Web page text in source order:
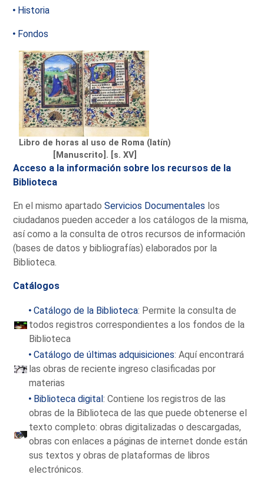
Historia
Fondos
Libro de horas al uso de Roma (latín)
[Manuscrito]. [s. XV]
Acceso a la información sobre los recursos de la
Biblioteca
En el mismo apartadoServicios Documentales los
ciudadanos pueden acceder a los catálogos de la misma,
así como a la consulta de otros recursos de información
(bases de datos y bibliografías) elaborados por la
Biblioteca.
Catálogos
Catálogo de la Biblioteca: Permite la consulta de
todos registros correspondientes a los fondos de la
Biblioteca
Catálogo de últimas adquisiciones: Aquí encontrará
las obras de reciente ingreso clasificadas por
materias
Biblioteca digital: Contiene los registros de las
obras de la Biblioteca de las que puede obtenerse el
texto completo: obras digitalizadas o descargadas,
obras con enlaces a páginas de internet donde están
sus textos y obras de plataformas de libros
electrónicos.